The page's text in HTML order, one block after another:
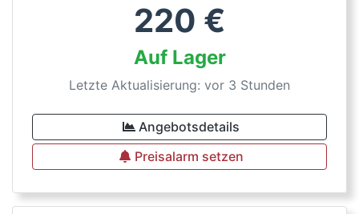
220 €
Auf Lager
Letzte Aktualisierung: vor 3 Stunden
Angebotsdetails
Preisalarm setzen